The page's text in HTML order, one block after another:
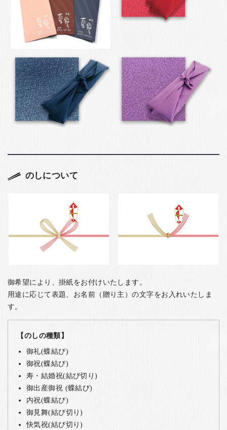
のしについて
御希望により、掛紙をお付けいたします。
用途に応じて表題、お名前（贈り主）の文字をお入れいたしま
す。
【のしの種類】
御礼(蝶結び)
御祝(蝶結び)
寿・結婚祝(結び切り)
御出産御祝 (蝶結び)
内祝(蝶結び)
御見舞(結び切り)
快気祝(結び切り)